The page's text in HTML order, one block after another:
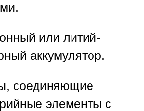
или литий-
аккумулятор.
соединяющие
элементы с